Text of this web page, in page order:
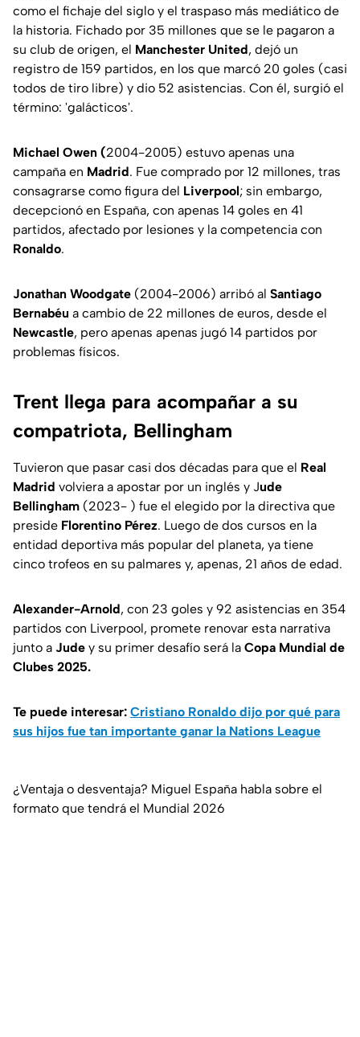
como el fichaje del siglo y el traspaso más mediático de
la historia. Fichado por 35 millones que se le pagaron a
su club de origen, el Manchester United, dejó un
registro de 159 partidos, en los que marcó 20 goles (casi
todos de tiro libre) y dio 52 asistencias. Con él, surgió el
término: 'galácticos'.
Michael Owen (2004-2005) estuvo apenas una
campaña en Madrid. Fue comprado por 12 millones, tras
consagrarse como figura del Liverpool; sin embargo,
decepcionó en España, con apenas 14 goles en 41
partidos, afectado por lesiones y la competencia con
Ronaldo.
Jonathan Woodgate (2004-2006) arribó al Santiago
Bernabéu a cambio de 22 millones de euros, desde el
Newcastle, pero apenas apenas jugó 14 partidos por
problemas físicos.
Trent llega para acompañar a su
compatriota, Bellingham
Tuvieron que pasar casi dos décadas para que el Real
Madrid volviera a apostar por un inglés y Jude
Bellingham (2023- ) fue el elegido por la directiva que
preside Florentino Pérez. Luego de dos cursos en la
entidad deportiva más popular del planeta, ya tiene
cinco trofeos en su palmares y, apenas, 21 años de edad.
Alexander-Arnold, con 23 goles y 92 asistencias en 354
partidos con Liverpool, promete renovar esta narrativa
junto a Jude y su primer desafío será la Copa Mundial de
Clubes 2025.
Te puede interesar: Cristiano Ronaldo dijo por qué para
sus hijos fue tan importante ganar la Nations League
¿Ventaja o desventaja? Miguel España habla sobre el
formato que tendrá el Mundial 2026